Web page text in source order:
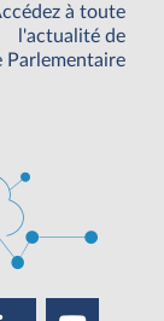
à toute
l'actualité de
Parlementaire